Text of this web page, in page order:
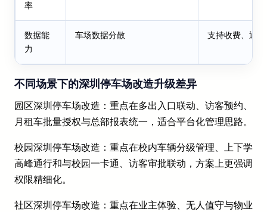
率
数据能
力
车场数据分散 支持收费、通
不同场景下的深圳停车场改造升级差异
园区深圳停车场改造：重点在多出入口联动、访客预约、
月租车批量授权与总部报表统一，适合平台化管理思路。
校园深圳停车场改造：重点在校内车辆分级管理、上下学
高峰通行和与校园一卡通、访客审批联动，方案上更强调
权限精细化。
社区深圳停车场改造：重点在业主体验、无人值守与物业